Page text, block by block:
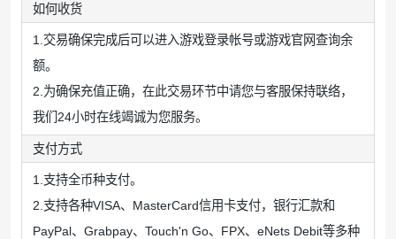
如何收货
1.交易确保完成后可以进入游戏登录帐号或游戏官网查询余
额。
2.为确保充值正确，在此交易环节中请您与客服保持联络，
我们24小时在线竭诚为您服务。
支付方式
1.支持全币种支付。
2.支持各种VISA、MasterCard信用卡支付，银行汇款和
PayPal、Grabpay、Touch'n Go、FPX、eNets Debit等多种